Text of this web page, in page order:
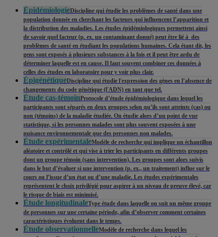
ÉpidémiologieDiscipline qui étudie les problèmes de santé dans une
population donnée en cherchant les facteurs qui influencent l’apparition et
la distribution des maladies. Les études épidémiologiques permettent ainsi
de savoir quel facteur (p. ex. un contaminant donné) peut être lié à des
problèmes de santé en étudiant les populations humaines. Cela étant dit, les
gens sont exposés à plusieurs substances à la fois et il peut être ardu de
déterminer laquelle est en cause. Il faut souvent combiner ces données à
celles des études en laboratoire pour y voir plus clair.
ÉpigénétiqueDiscipline qui étudie l'expression des gènes en l’absence de
changements du code génétique (l'ADN) en tant que tel.
Étude cas-témoinProtocole d’étude épidémiologique dans lequel les
participants sont séparés en deux groupes selon qu’ils sont atteints (cas) ou
non (témoins) de la maladie étudiée. On étudie alors d’un point de vue
statistique, si les personnes malades sont plus souvent exposées à une
nuisance environnementale que des personnes non malades.
Étude expérimentaleModèle de recherche qui implique un échantillon
aléatoire et contrôlé et qui vise à trier les participants en différents groupes
dont un groupe témoin (sans intervention). Les groupes sont alors suivis
dans le but d’évaluer si une intervention (p. ex., un traitement) influe sur le
cours ou l’issue d’un état ou d’une maladie. Les études expérimentales
représentent le choix privilégié pour aspirer à un niveau de preuve élevé, car
le risque de biais est minimisé.
Étude longitudinaleType étude dans laquelle on suit un même groupe
de personnes sur une certaine période, afin d’observer comment certaines
caractéristiques évoluent dans le temps.
Étude observationnelleModèle de recherche dans lequel les